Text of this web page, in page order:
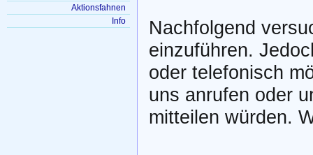
Nachfolgend
einzuführen.
oder telefonisch
uns anrufen oder
mitteilen würden.
Aktionsfahnen
Info